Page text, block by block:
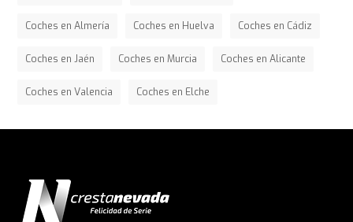
Coches en Almería Coches en Huelva Coches en Cádiz
Coches en Jaén Coches en Murcia Coches en Alicante
Coches en Valencia Coches en Elche